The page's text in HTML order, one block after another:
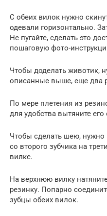
С обеих вилок нужно
одевали горизонтально.
Не пугайте, сделать это
пошаговую фото-
Чтобы доделать животик,
описанные выше, еще два
По мере плетения из
для удобства вытяните его
Чтобы сделать шею, нужно
со второго зубчика на
вилке.
На верхнюю вилку
резинку. Попарно
зубцы обеих вилок.